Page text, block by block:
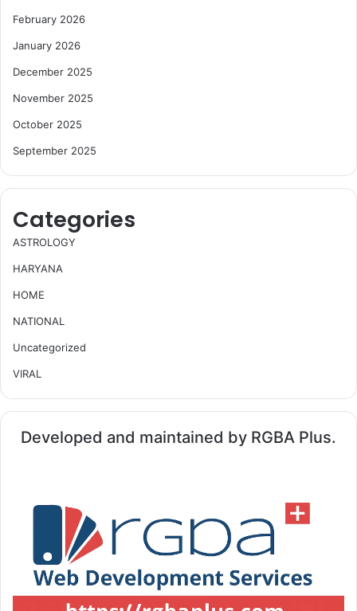
February 2026
January 2026
December 2025
November 2025
October 2025
September 2025
Categories
ASTROLOGY
HARYANA
HOME
NATIONAL
Uncategorized
VIRAL
Developed and maintained by RGBA Plus.